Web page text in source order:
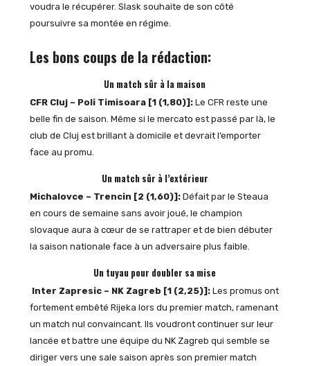
voudra le récupérer. Slask souhaite de son côté
poursuivre sa montée en régime.
Les bons coups de la rédaction:
Un match sûr à la maison
CFR Cluj – Poli Timisoara [1 (1,80)]: Le CFR reste une
belle fin de saison. Même si le mercato est passé par là, le
club de Cluj est brillant à domicile et devrait l’emporter
face au promu.
Un match sûr à l’extérieur
Michalovce – Trencin [2 (1,60)]: Défait par le Steaua
en cours de semaine sans avoir joué, le champion
slovaque aura à cœur de se rattraper et de bien débuter
la saison nationale face à un adversaire plus faible.
Un tuyau pour doubler sa mise
Inter Zapresic – NK Zagreb [1 (2,25)]: Les promus ont
fortement embêté Rijeka lors du premier match, ramenant
un match nul convaincant. Ils voudront continuer sur leur
lancée et battre une équipe du NK Zagreb qui semble se
diriger vers une sale saison après son premier match